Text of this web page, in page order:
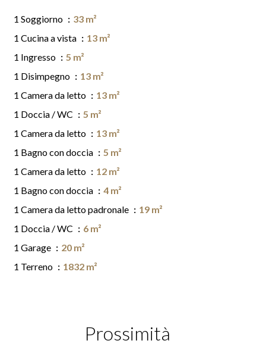
1 Soggiorno
33 m²
1 Cucina a vista
13 m²
1 Ingresso
5 m²
1 Disimpegno
13 m²
1 Camera da letto
13 m²
1 Doccia / WC
5 m²
1 Camera da letto
13 m²
1 Bagno con doccia
5 m²
1 Camera da letto
12 m²
1 Bagno con doccia
4 m²
1 Camera da letto padronale
19 m²
1 Doccia / WC
6 m²
1 Garage
20 m²
1 Terreno
1832 m²
Prossimità